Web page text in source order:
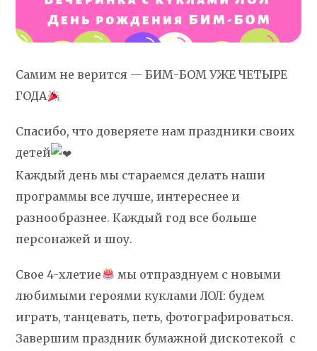
Самим не верится — БИМ-БОМ УЖЕ ЧЕТЫРЕ
ГОДА
Спасибо, что доверяете нам праздники своих
детей
Каждый день мы стараемся делать наши
программы все лучше, интереснее и
разнообразнее. Каждый год все больше
персонажей и шоу.
Свое 4-хлетие
мы отпразднуем с новыми
любимыми героями куклами ЛОЛ: будем
играть, танцевать, петь, фотографироваться.
Завершим праздник бумажной дискотекой с